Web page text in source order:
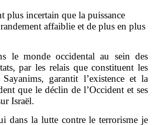
plus incertain que la puissance
affaiblie et de plus en plus
le monde occidental au sein des
par les relais que constituent les
garantit l’existence et la
que le déclin de l’Occident et ses
Israël.
dans la lutte contre le terrorisme je